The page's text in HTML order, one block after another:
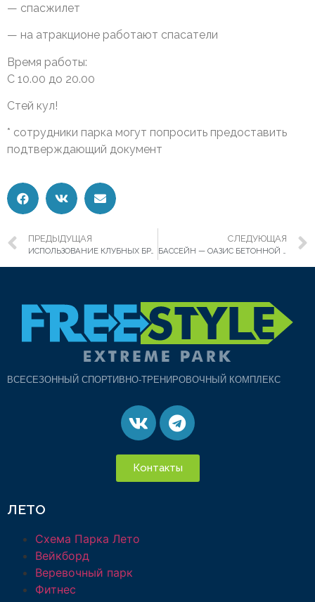
— спасжилет
— на атракционе работают спасатели
Время работы:
С 10.00 до 20.00
Стей кул!
* сотрудники парка могут попросить предоставить
подтверждающий документ
ПРЕДЫДУЩАЯ
ИСПОЛЬЗОВАНИЕ КЛУБНЫХ БРАСЛЕТОВ
СЛЕДУЮЩАЯ
БАССЕЙН — ОАЗИС БЕТОННОЙ ПУСТЫНИ
ВСЕСЕЗОННЫЙ СПОРТИВНО-ТРЕНИРОВОЧНЫЙ КОМПЛЕКС
Контакты
ЛЕТО
Схема Парка Лето
Вейкборд
Веревочный парк
Фитнес